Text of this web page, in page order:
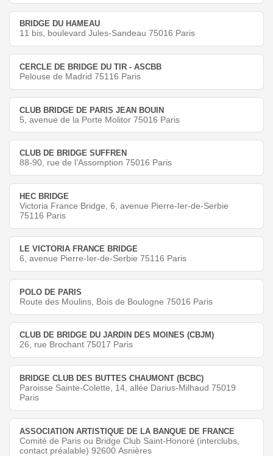
BRIDGE DU HAMEAU
11 bis, boulevard Jules-Sandeau 75016 Paris
CERCLE DE BRIDGE DU TIR - ASCBB
Pelouse de Madrid 75116 Paris
CLUB BRIDGE DE PARIS JEAN BOUIN
5, avenue de la Porte Molitor 75016 Paris
CLUB DE BRIDGE SUFFREN
88-90, rue de l’Assomption 75016 Paris
HEC BRIDGE
Victoria France Bridge, 6, avenue Pierre-Ier-de-Serbie
75116 Paris
LE VICTORIA FRANCE BRIDGE
6, avenue Pierre-Ier-de-Serbie 75116 Paris
POLO DE PARIS
Route des Moulins, Bois de Boulogne 75016 Paris
CLUB DE BRIDGE DU JARDIN DES MOINES (CBJM)
26, rue Brochant 75017 Paris
BRIDGE CLUB DES BUTTES CHAUMONT (BCBC)
Paroisse Sainte-Colette, 14, allée Darius-Milhaud 75019
Paris
ASSOCIATION ARTISTIQUE DE LA BANQUE DE FRANCE
Comité de Paris ou Bridge Club Saint-Honoré (interclubs,
contact préalable) 92600 Asnières